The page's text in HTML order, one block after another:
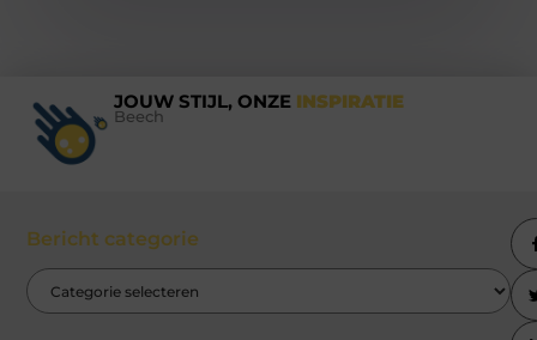
JOUW STIJL, ONZE INSPIRATIE
Beech
Bericht categorie